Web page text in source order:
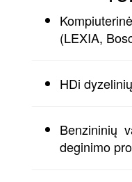
(LEXIA,
HDi
Benzininių
deginimo